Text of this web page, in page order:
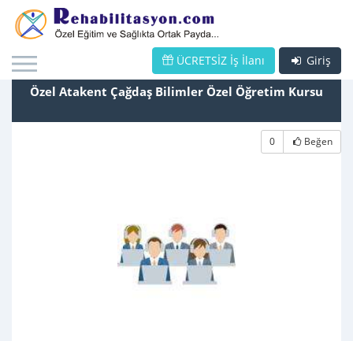
Giriş
ÜCRETSİZ İş İlanı
Özel Atakent Çağdaş Bilimler Özel Öğretim Kursu
0 Beğen